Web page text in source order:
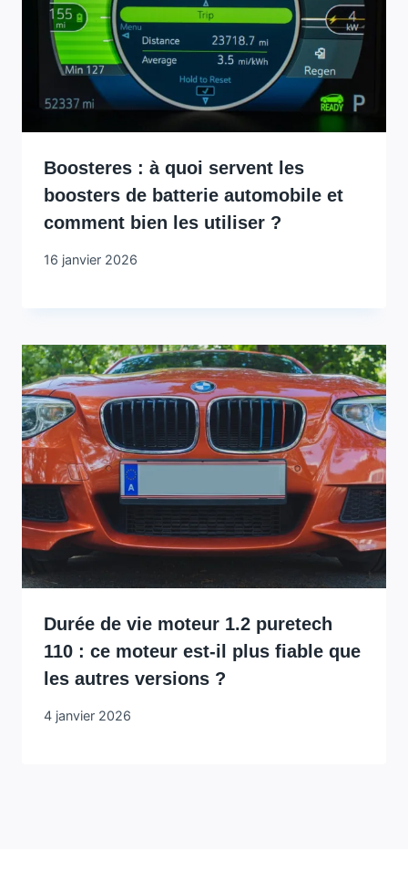
Boosteres : à quoi servent les
boosters de batterie automobile et
comment bien les utiliser ?
16 janvier 2026
Durée de vie moteur 1.2 puretech
110 : ce moteur est-il plus fiable que
les autres versions ?
4 janvier 2026